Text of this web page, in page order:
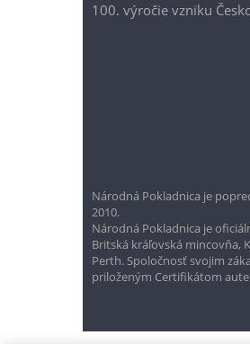
100. výročie vzniku
Národná Pokladnica je
2010.
Národná Pokladnica je
Britská kráľovská mincovňa,
Perth. Spoločnosť svojim
priloženým Certifikátom